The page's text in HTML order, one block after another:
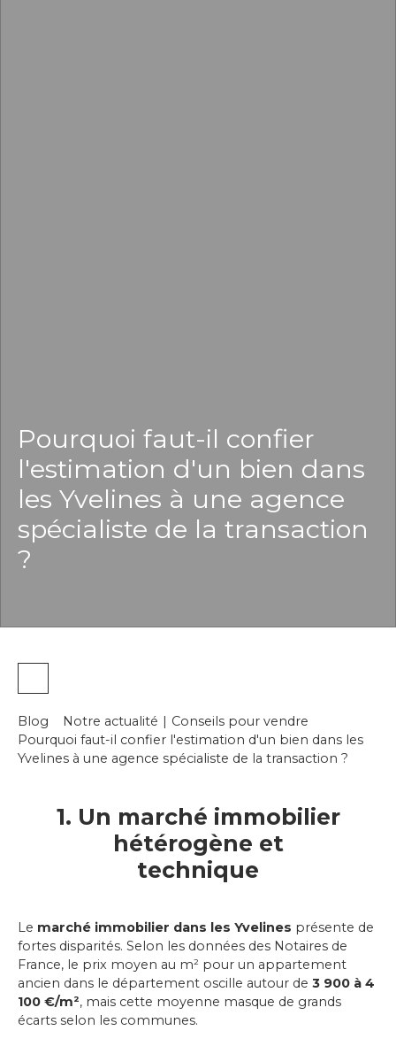
Pourquoi faut-il confier
l'estimation d'un bien dans
les Yvelines à une agence
spécialiste de la transaction
?
Blog Notre actualité | Conseils pour vendre
Pourquoi faut-il confier l'estimation d'un bien dans les
Yvelines à une agence spécialiste de la transaction ?
1. Un marché immobilier
hétérogène et
technique
Le marché immobilier dans les Yvelines présente de
fortes disparités. Selon les données des Notaires de
France, le prix moyen au m² pour un appartement
ancien dans le département oscille autour de 3 900 à 4
100 €/m², mais cette moyenne masque de grands
écarts selon les communes.